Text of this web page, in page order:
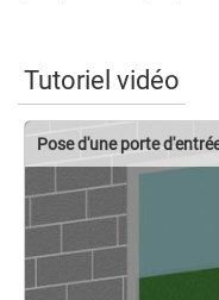
Tutoriel vidéo
Pose d'une porte